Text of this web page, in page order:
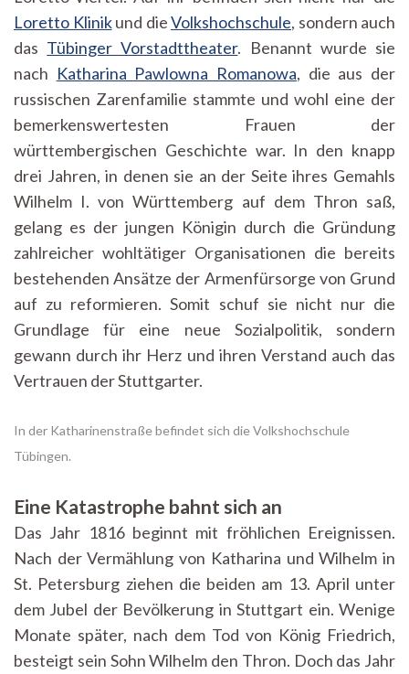
Loretto Klinikund dieVolkshochschule, sondern auch
das Tübinger Vorstadttheater. Benannt wurde sie
nach Katharina Pawlowna Romanowa, die aus der
russischen Zarenfamilie stammte und wohl eine der
bemerkenswertesten Frauen der
württembergischen Geschichte war. In den knapp
drei Jahren, in denen sie an der Seite ihres Gemahls
Wilhelm I. von Württemberg auf dem Thron saß,
gelang es der jungen Königin durch die Gründung
zahlreicher wohltätiger Organisationen die bereits
bestehenden Ansätze der Armenfürsorge von Grund
auf zu reformieren. Somit schuf sie nicht nur die
Grundlage für eine neue Sozialpolitik, sondern
gewann durch ihr Herz und ihren Verstand auch das
Vertrauen der Stuttgarter.
In der Katharinenstraße befindet sich die Volkshochschule
Tübingen.
Eine Katastrophe bahnt sich an
Das Jahr 1816 beginnt mit fröhlichen Ereignissen.
Nach der Vermählung von Katharina und Wilhelm in
St. Petersburg ziehen die beiden am 13. April unter
dem Jubel der Bevölkerung in Stuttgart ein. Wenige
Monate später, nach dem Tod von König Friedrich,
besteigt sein Sohn Wilhelm den Thron. Doch das Jahr